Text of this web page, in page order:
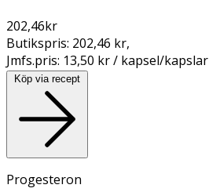
202,46kr
Butikspris: 202,46 kr,
Jmfs.pris: 13,50 kr / kapsel/kapslar
Köp via recept
Progesteron